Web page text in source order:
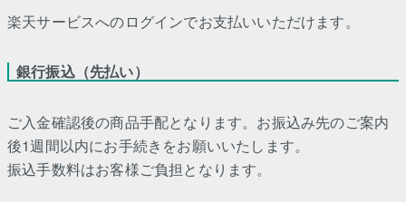
楽天サービスへのログインでお支払いいただけます。
銀行振込（先払い）
ご入金確認後の商品手配となります。お振込み先のご案内
後1週間以内にお手続きをお願いいたします。
振込手数料はお客様ご負担となります。